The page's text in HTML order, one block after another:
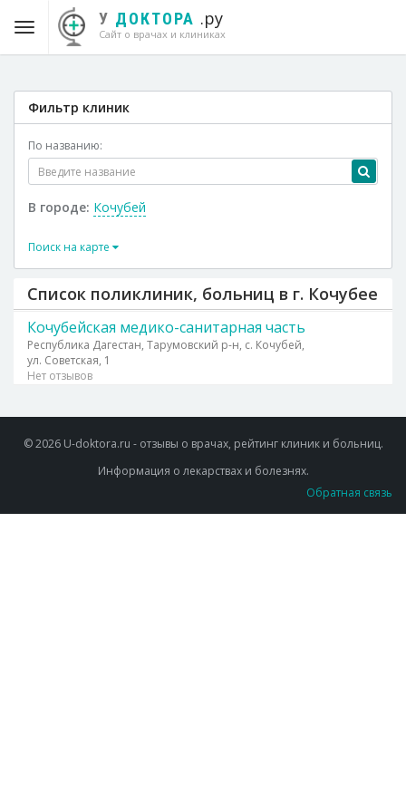
У ДОКТОРА .ру
Сайт о врачах и клиниках
Фильтр клиник
По названию:
В городе: Кочубей
Поиск на карте
Список поликлиник, больниц в г. Кочубее
Кочубейская медико-санитарная часть
Республика Дагестан, Тарумовский р-н, с. Кочубей,
ул. Советская, 1
Нет отзывов
© 2026 U-doktora.ru - отзывы о врачах, рейтинг клиник и больниц.
Информация о лекарствах и болезнях.
Обратная связь